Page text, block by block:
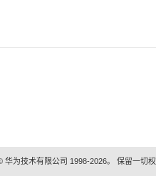
华为技术有限公司 1998-2026。 保留一切